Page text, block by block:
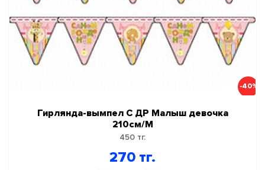
-40%
Гирлянда-вымпел С ДР Малыш девочка
210см/М
450 тг.
270 тг.